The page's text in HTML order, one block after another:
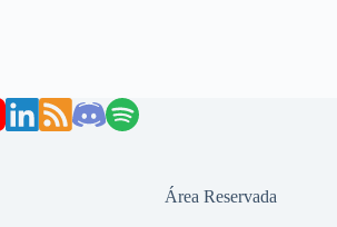
Área Reservada